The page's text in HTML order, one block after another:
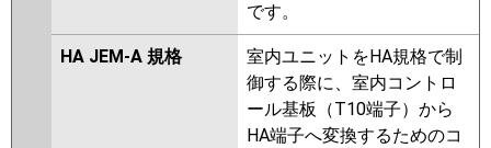
です。
HA JEM-A 規格
室内ユニットをHA規格で制
御する際に、室内コントロ
ール基板（T10端子）から
HA端子へ変換するためのコ